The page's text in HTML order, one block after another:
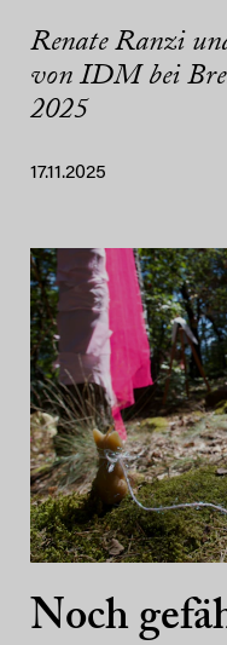
Renate Ranzi
von IDM bei
2025
17.11.2025
Noch